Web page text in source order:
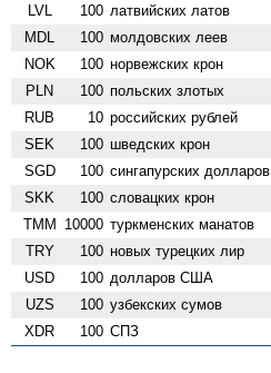
LVL 100 латвийских латов
MDL 100 молдовских леев
NOK 100 норвежских крон
PLN 100 польских злотых
RUB 10 российских рублей
SEK 100 шведских крон
SGD 100 сингапурских долларов
SKK 100 словацких крон
TMM 10000 туркменских манатов
TRY 100 новых турецких лир
USD 100 долларов США
UZS 100 узбекских сумов
XDR 100 СПЗ